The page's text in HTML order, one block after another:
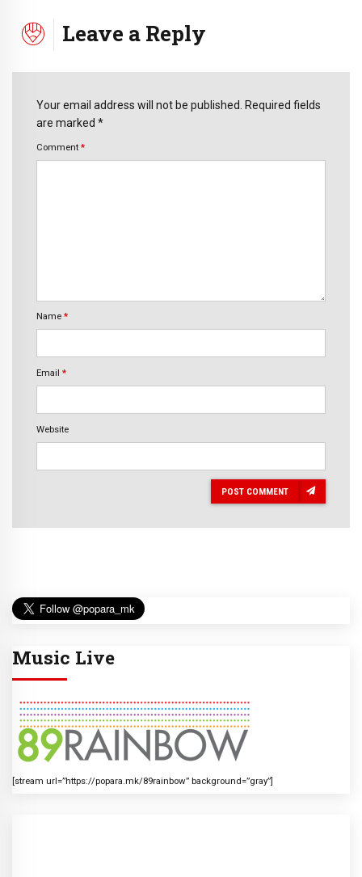
Leave a Reply
Your email address will not be published. Required fields
are marked *
Comment *
Name *
Email *
Website
POST COMMENT
Music Live
[stream url=”https://popara.mk/89rainbow” background=”gray”]